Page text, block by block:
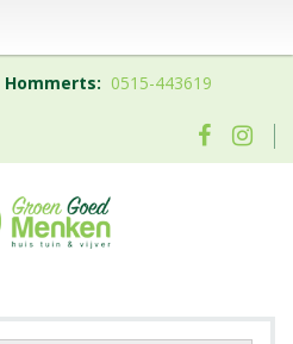
Hommerts: 0515-443619